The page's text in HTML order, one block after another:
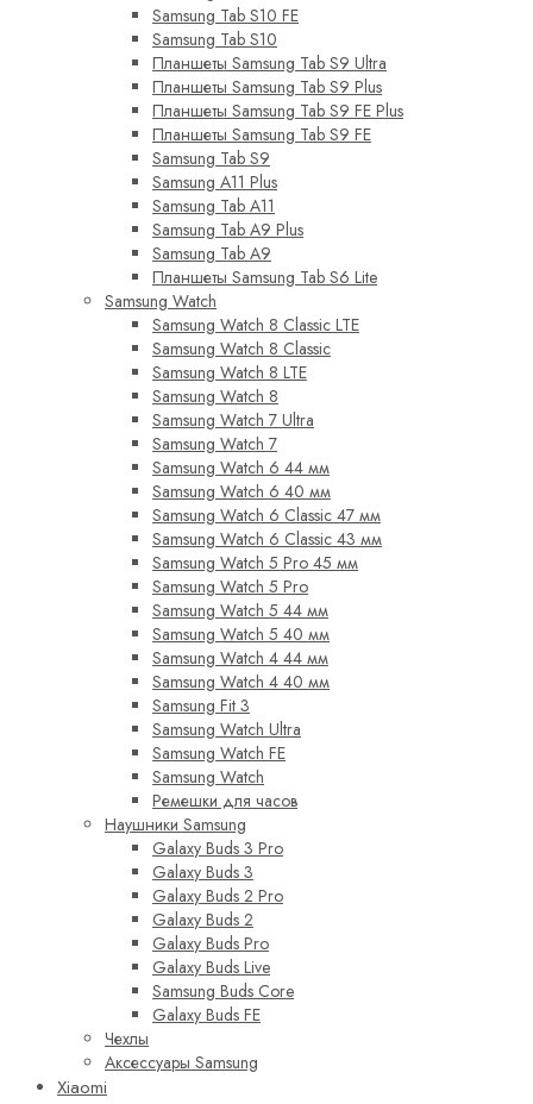
Samsung Tab S10 FE
Samsung Tab S10
Планшеты Samsung Tab S9 Ultra
Планшеты Samsung Tab S9 Plus
Планшеты Samsung Tab S9 FE Plus
Планшеты Samsung Tab S9 FE
Samsung Tab S9
Samsung A11 Plus
Samsung Tab A11
Samsung Tab A9 Plus
Samsung Tab A9
Планшеты Samsung Tab S6 Lite
Samsung Watch
Samsung Watch 8 Classic LTE
Samsung Watch 8 Classic
Samsung Watch 8 LTE
Samsung Watch 8
Samsung Watch 7 Ultra
Samsung Watch 7
Samsung Watch 6 44 мм
Samsung Watch 6 40 мм
Samsung Watch 6 Classic 47 мм
Samsung Watch 6 Classic 43 мм
Samsung Watch 5 Pro 45 мм
Samsung Watch 5 Pro
Samsung Watch 5 44 мм
Samsung Watch 5 40 мм
Samsung Watch 4 44 мм
Samsung Watch 4 40 мм
Samsung Fit 3
Samsung Watch Ultra
Samsung Watch FE
Samsung Watch
Ремешки для часов
Наушники Samsung
Galaxy Buds 3 Pro
Galaxy Buds 3
Galaxy Buds 2 Pro
Galaxy Buds 2
Galaxy Buds Pro
Galaxy Buds Live
Samsung Buds Core
Galaxy Buds FE
Чехлы
Аксессуары Samsung
Xiaomi